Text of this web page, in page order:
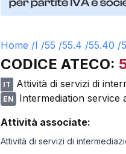
Home /I /55 /55.4 /55.40 /
CODICE ATECO:
IT Attività di servizi di
EN
Intermediation service
Attività associate:
Attività di servizi di